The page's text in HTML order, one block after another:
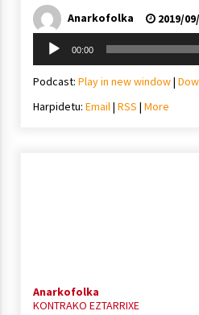
2021/07/03
Arrosaren
Anarkofolka
2019/
Soinu
erreproduzigailua
00:00
Podcast: Play in new window|
Harpidetu: Email| RSS | More
Anarkofolka
KONTRAKO EZTARRIXE